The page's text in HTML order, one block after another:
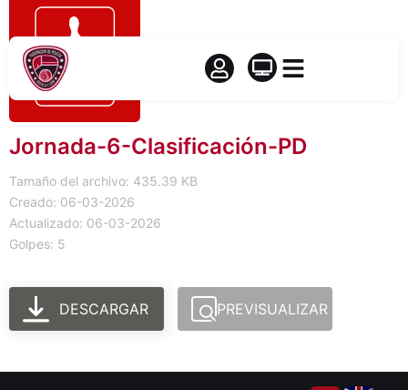
Jornada-6-Clasificación-PD
Tamaño del archivo: 435.39 KB
Creado: 06-03-2026
Actualizado: 06-03-2026
Golpes: 5
DESCARGAR PREVISUALIZAR